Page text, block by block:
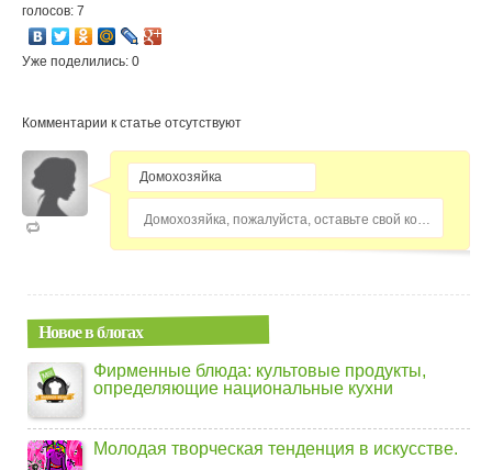
голосов: 7
Уже поделились: 0
Комментарии к статье отсутствуют
Новое в блогах
Фирменные блюда: культовые продукты,
определяющие национальные кухни
Молодая творческая тенденция в искусстве.